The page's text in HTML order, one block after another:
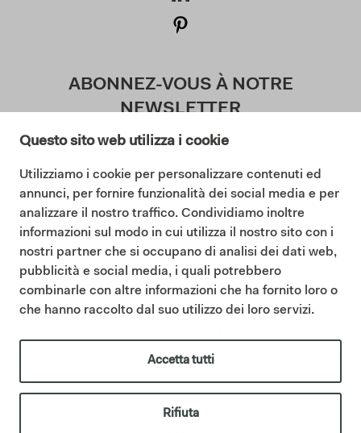
Questo sito web utilizza i cookie
Utilizziamo i cookie per personalizzare contenuti ed
annunci, per fornire funzionalità dei social media e per
analizzare il nostro traffico. Condividiamo inoltre
informazioni sul modo in cui utilizza il nostro sito con i
nostri partner che si occupano di analisi dei dati web,
pubblicità e social media, i quali potrebbero
combinarle con altre informazioni che ha fornito loro o
che hanno raccolto dal suo utilizzo dei loro servizi.
Accetta tutti
Rifiuta
ABONNEZ-VOUS À NOTRE
NEWSLETTER
J'accepte la politique de confidentialité (
Lisez notre politique de confidentialité)
©2025 Ceramica Cielo |Cookie policy|Privacy policy|Code d
IT01622510566 | Ceramica Cielo fait partie du Groupe Mittel via sa
consolide sa présence dans le secteur de l’ameublement de salle de
italianbathroomdesign.com